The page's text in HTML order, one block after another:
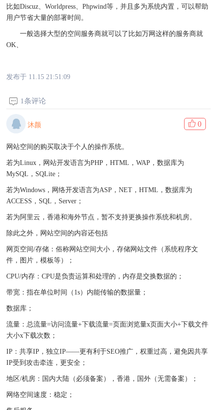
比如Discuz、Worldpress、Phpwind等，并且多为系统内置，可以帮助
用户节省大量的部署时间。
一般选择大型的空间服务商就可以了比如万网这样的服务商就
OK、
发布于 11.15 21:51:09
1条评论
沐颜 0
网站空间的购买取决于个人的操作系统。
若为Linux，网站开发语言为PHP，HTML，WAP，数据库为
MySQL，SQLite；
若为Windows，网络开发语言为ASP，NET，HTML，数据库为
ACCESS，SQL，Server；
若为阿里云，香港和海外节点，暂不支持更换操作系统和机房。
除此之外，网站空间的内容还包括
网页空间/存储：俗称网站空间大小，存储网站文件（系统程序文
件，图片，模板等）；
CPU/内存：CPU是负责运算和处理的，内存是交换数据的；
带宽：指在单位时间（1s）内能传输的数据量；
数据库；
流量：总流量=访问流量+下载流量=页面浏览量x页面大小+下载文件
大小x下载次数；
IP：共享IP，独立IP——更有利于SEO推广，权重过高，避免因共享
IP受到攻击牵连，更安全；
地区/机房：国内大陆（必须备案），香港，国外（无需备案）；
网络空间速度：稳定；